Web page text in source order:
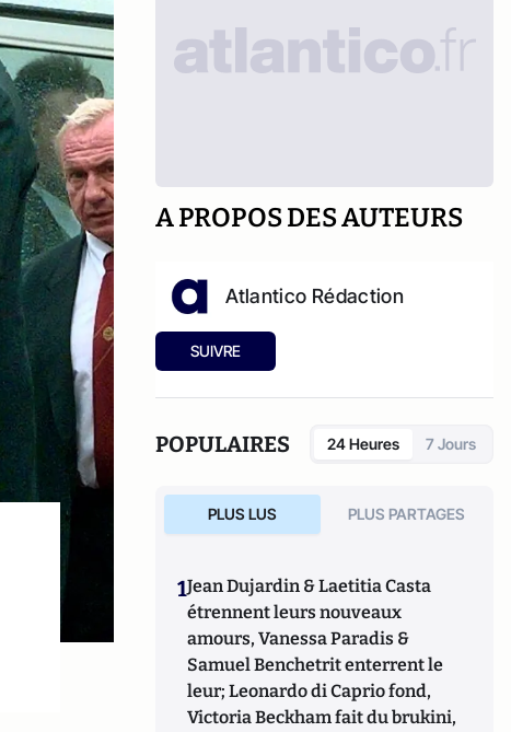
A PROPOS DES AUTEURS
Atlantico Rédaction
SUIVRE
POPULAIRES 24 Heures 7 Jours
PLUS LUS PLUS PARTAGES
1Jean Dujardin & Laetitia Casta
étrennent leurs nouveaux
amours, Vanessa Paradis &
Samuel Benchetrit enterrent le
leur; Leonardo di Caprio fond,
Victoria Beckham fait du brukini,